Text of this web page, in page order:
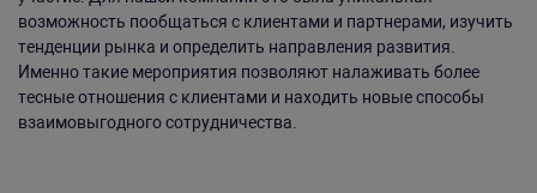
возможность пообщаться с клиентами и партнерами, изучить
тенденции рынка и определить направления развития.
Именно такие мероприятия позволяют налаживать более
тесные отношения с клиентами и находить новые способы
взаимовыгодного сотрудничества.